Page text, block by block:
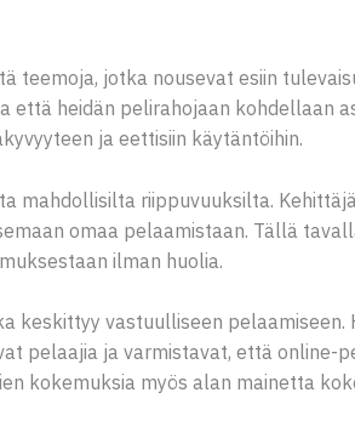
jotka nousevat esiin
heidän pelirahojaan kohdellaan
ja eettisiin käytäntöihin.
mahdollisilta riippuvuuksilta.
omaa pelaamistaan. Tällä
ilman huolia.
keskittyy vastuulliseen
pelaajia ja varmistavat, että online-
kokemuksia myös alan mainetta